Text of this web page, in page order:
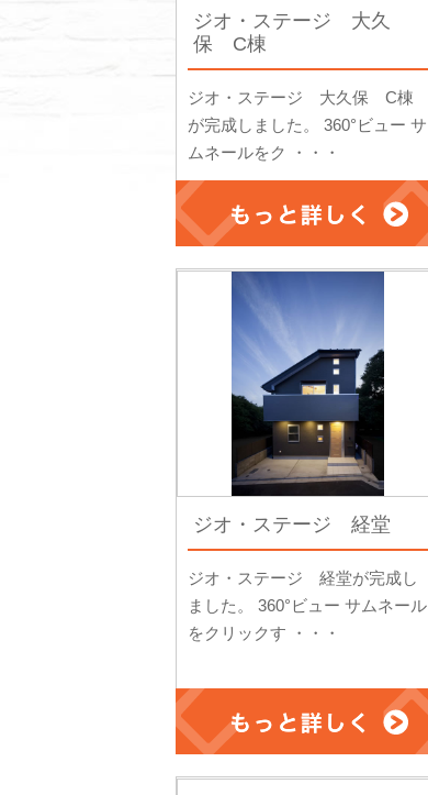
ジオ・ステージ 大久
保 C棟
ジオ・ステージ 大久保 C棟
が完成しました。 360°ビュー サ
ムネールをク ・・・
ジオ・ステージ 経堂
ジオ・ステージ 経堂が完成し
ました。 360°ビュー サムネール
をクリックす ・・・